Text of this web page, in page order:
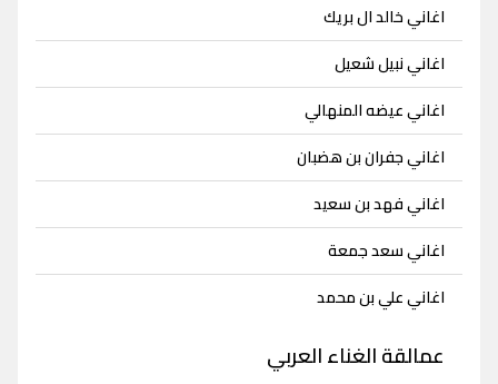
اغاني خالد ال بريك
اغاني نبيل شعيل
اغاني عيضه المنهالي
اغاني جفران بن هضبان
اغاني فهد بن سعيد
اغاني سعد جمعة
اغاني علي بن محمد
عمالقة الغناء العربي